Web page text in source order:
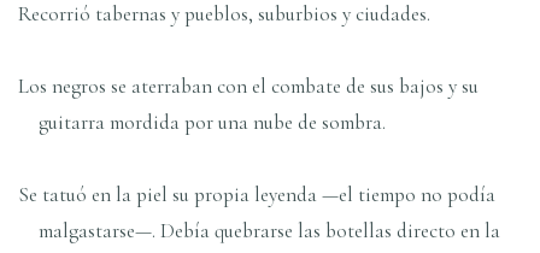
Recorrió tabernas y pueblos, suburbios y ciudades.
Los negros se aterraban con el combate de sus bajos y su
guitarra mordida por una nube de sombra.
Se tatuó en la piel su propia leyenda —el tiempo no podía
malgastarse—. Debía quebrarse las botellas directo en la